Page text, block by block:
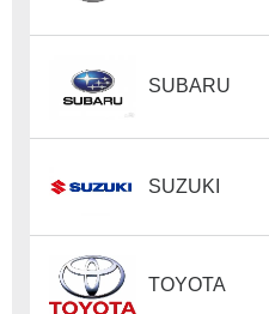
SUBARU
SUZUKI
TOYOTA